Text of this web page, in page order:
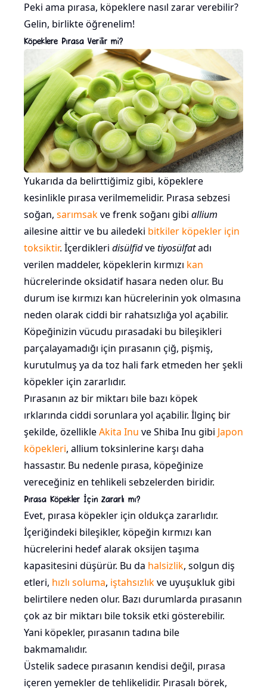
Peki ama pırasa, köpeklere nasıl zarar verebilir?
Gelin, birlikte öğrenelim!
Köpeklere Pırasa Verilir mi?
Yukarıda da belirttiğimiz gibi, köpeklere
kesinlikle pırasa verilmemelidir. Pırasa sebzesi
soğan, sarımsakve frenk soğanı gibi allium
ailesine aittir ve bu ailedeki bitkiler köpekler için
toksiktir. İçerdikleri disülfidvetiyosülfatadı
verilen maddeler, köpeklerin kırmızı kan
hücrelerinde oksidatif hasara neden olur. Bu
durum ise kırmızı kan hücrelerinin yok olmasına
neden olarak ciddi bir rahatsızlığa yol açabilir.
Köpeğinizin vücudu pırasadaki bu bileşikleri
parçalayamadığı için pırasanın çiğ, pişmiş,
kurutulmuş ya da toz hali fark etmeden her şekli
köpekler için zararlıdır.
Pırasanın az bir miktarı bile bazı köpek
ırklarında ciddi sorunlara yol açabilir. İlginç bir
şekilde, özellikleAkita Inu ve Shiba Inu gibi Japon
köpekleri, allium toksinlerine karşı daha
hassastır. Bu nedenle pırasa, köpeğinize
vereceğiniz en tehlikeli sebzelerden biridir.
Pırasa Köpekler İçin Zararlı mı?
Evet, pırasa köpekler için oldukça zararlıdır.
İçeriğindeki bileşikler, köpeğin kırmızı kan
hücrelerini hedef alarak oksijen taşıma
kapasitesini düşürür. Bu da halsizlik, solgun diş
etleri, hızlı soluma, iştahsızlıkve uyuşukluk gibi
belirtilere neden olur. Bazı durumlarda pırasanın
çok az bir miktarı bile toksik etki gösterebilir.
Yani köpekler, pırasanın tadına bile
bakmamalıdır.
Üstelik sadece pırasanın kendisi değil, pırasa
içeren yemekler de tehlikelidir. Pırasalı börek,